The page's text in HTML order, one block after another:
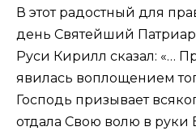
В этот радостный для
день Святейший
Руси Кирилл сказал: «…
явилась воплощением
Господь призывает
отдала Свою волю в